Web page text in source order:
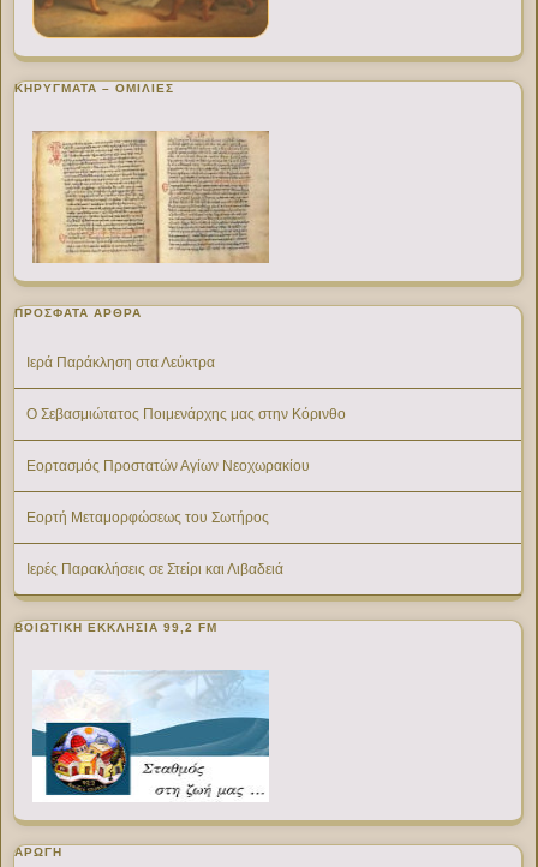
ΚΗΡΥΓΜΑΤΑ – ΟΜΙΛΙΕΣ
ΠΡΌΣΦΑΤΑ ΆΡΘΡΑ
Ιερά Παράκληση στα Λεύκτρα
Ο Σεβασμιώτατος Ποιμενάρχης μας στην Κόρινθο
Εορτασμός Προστατών Αγίων Νεοχωρακίου
Εορτή Μεταμορφώσεως του Σωτήρος
Ιερές Παρακλήσεις σε Στείρι και Λιβαδειά
ΒΟΙΩΤΙΚΉ ΕΚΚΛΗΣΊΑ 99,2 FM
ΑΡΩΓΗ